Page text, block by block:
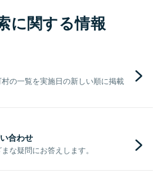
に関する情報
の一覧を実施日の新しい順に掲載
合わせ
な疑問にお答えします。